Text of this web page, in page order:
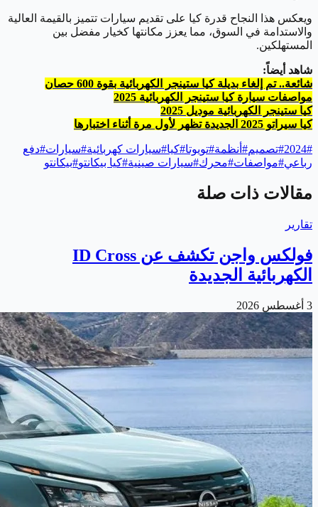
ويعكس هذا النجاح قدرة كيا على تقديم سيارات تتميز بالقيمة العالية
والاستدامة في السوق، مما يعزز مكانتها كخيار مفضل بين
المستهلكين.
شاهد أيضاً:
شائعة.. تم إلغاء بديلة كيا ستينجر الكهربائية بقوة 600 حصان
مواصفات سيارة كيا ستينجر الكهربائية 2025
كيا ستينجر الكهربائية موديل 2025
كيا سيراتو 2025 الجديدة تظهر لأول مرة أثناء اختبارها
#2024# تصميم# أنظمة#تويوتا#كيا#سيارات كهربائية#سيارات#دفع
رباعي#مواصفات#محرك#سيارات صينية#كيا بيكانتو#بيكانتو
مقالات ذات صلة
تقارير
فولكس واجن تكشف عن ID Cross
الكهربائية الجديدة
3 أغسطس 2026